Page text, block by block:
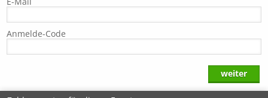
Anmelde-Code